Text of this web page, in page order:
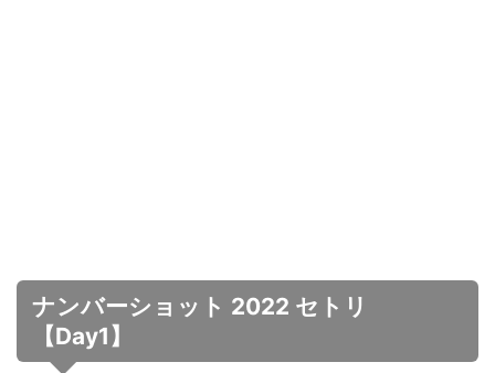
ナンバーショット 2022 セトリ
【Day1】